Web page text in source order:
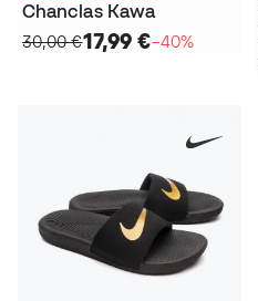
Chanclas Kawa
30,00 €17,99 €−40%